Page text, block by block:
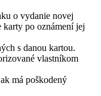
o vydanie novej
po oznámení jej
s danou kartou.
vlastníkom
má poškodený